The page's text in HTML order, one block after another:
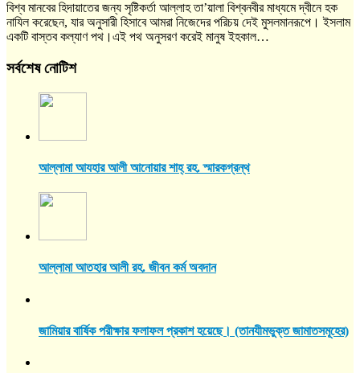
বিশ্ব মানবের হিদায়াতের জন্য সৃষ্টিকর্তা আল্লাহ তা’য়ালা বিশ্বনবীর মাধ্যমে দ্বীনে হক
নাযিল করেছেন, যার অনুসারী হিসাবে আমরা নিজেদের পরিচয় দেই মুসলমানরূপে। ইসলাম
একটি বাস্তব কল্যাণ পথ।এই পথ অনুসরণ করেই মানুষ ইহকাল…
সর্বশেষ নোটিশ
আল্লামা আযহার আলী আনোয়ার শাহ্‌ রহ. স্মারকগ্রন্থ
আল্লামা আতহার আলী রহ. জীবন কর্ম অবদান
জামিয়ার বার্ষিক পরীক্ষার ফলাফল প্রকাশ হয়েছে। (তানযীমভুক্ত জামাতসমূহের)